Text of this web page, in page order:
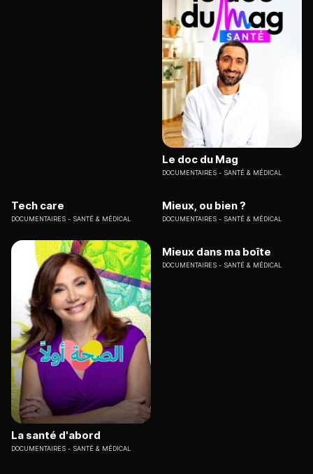
Le doc du Mag
DOCUMENTAIRES SANTÉ & MÉDICAL
Tech care
DOCUMENTAIRES SANTÉ & MÉDICAL
Mieux, ou bien ?
DOCUMENTAIRES SANTÉ & MÉDICAL
La santé d'abord
DOCUMENTAIRES SANTÉ & MÉDICAL
Mieux dans ma boîte
DOCUMENTAIRES SANTÉ & MÉDICAL